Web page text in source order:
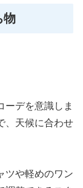
物
ーデを意識しま
、天候に合わせ
ツや軽めのワン